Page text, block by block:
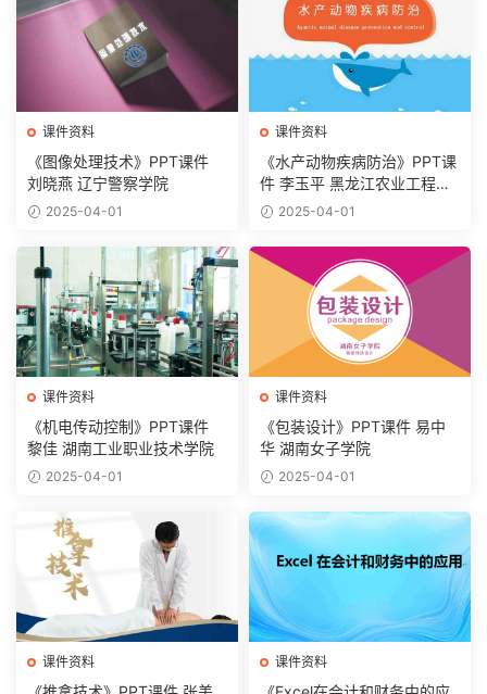
课件资料
《图像处理技术》PPT课件
刘晓燕 辽宁警察学院
2025-04-01
课件资料
《水产动物疾病防治》PPT课
件 李玉平 黑龙江农业工程职
业学院
2025-04-01
课件资料
《机电传动控制》PPT课件
黎佳 湖南工业职业技术学院
2025-04-01
课件资料
《包装设计》PPT课件 易中
华 湖南女子学院
2025-04-01
课件资料 课件资料